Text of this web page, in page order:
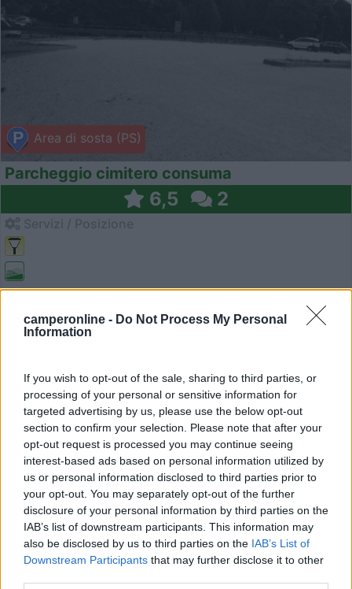
camperonline - Do Not Process My Personal
Information
If you wish to opt-out of the sale, sharing to third parties, or
processing of your personal or sensitive information for
targeted advertising by us, please use the below opt-out
section to confirm your selection. Please note that after your
opt-out request is processed you may continue seeing
interest-based ads based on personal information utilized by
us or personal information disclosed to third parties prior to
your opt-out. You may separately opt-out of the further
disclosure of your personal information by third parties on the
IAB’s list of downstream participants. This information may
also be disclosed by us to third parties on the IAB’s List of
Downstream Participants that may further disclose it to other
Area di sosta (PS)
Parcheggio cimitero consuma
6,5 2
Solo parcheggio comodo al centro non livellato comodo
Consuma (FI) - 15.9km
Area di sosta (PS+CS)